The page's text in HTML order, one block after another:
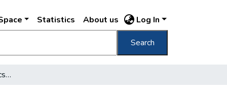
Statistics About us Log In
Search
[Helyőrségi templom előcsarnoka, csillagboltozat]